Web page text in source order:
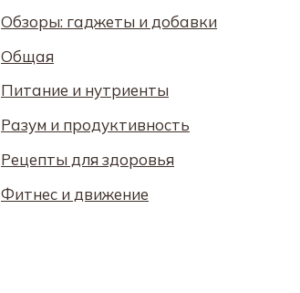
Обзоры: гаджеты и добавки
Общая
Питание и нутриенты
Разум и продуктивность
Рецепты для здоровья
Фитнес и движение